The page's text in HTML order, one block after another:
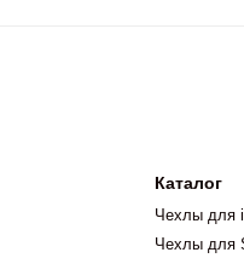
Каталог
Чехлы для
Чехлы для